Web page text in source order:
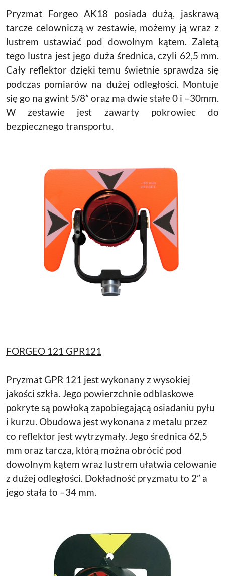
Pryzmat Forgeo AK18 posiada dużą, jaskrawą
tarcze celowniczą w zestawie, możemy ją wraz z
lustrem ustawiać pod dowolnym kątem. Zaletą
tego lustra jest jego duża średnica, czyli 62,5 mm.
Cały reflektor dzięki temu świetnie sprawdza się
podczas pomiarów na dużej odległości. Montuje
się go na gwint 5/8” oraz ma dwie stałe 0 i –30mm.
W zestawie jest zawarty pokrowiec do
bezpiecznego transportu.
FORGEO 121 GPR121
Pryzmat GPR 121 jest wykonany z wysokiej
jakości szkła. Jego powierzchnie odblaskowe
pokryte są powłoką zapobiegającą osiadaniu pyłu
i kurzu. Obudowa jest wykonana z metalu przez
co reflektor jest wytrzymały. Jego średnica 62,5
mm oraz tarcza, którą można obrócić pod
dowolnym kątem wraz lustrem ułatwia celowanie
z dużej odległości. Dokładność pryzmatu to 2” a
jego stała to –34 mm.